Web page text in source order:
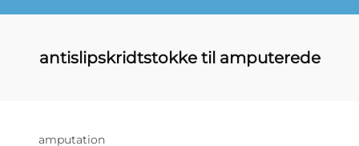
antislipskridtstokke til amputerede
amputation